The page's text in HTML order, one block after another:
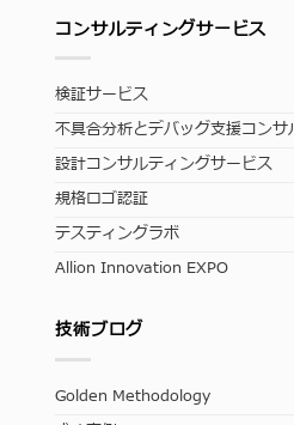
コンサルティングサービス
検証サービス
不具合分析とデバッグ支援コン
設計コンサルティングサービス
規格ロゴ認証
テスティングラボ
Allion Innovation EXPO
技術ブログ
Golden Methodology